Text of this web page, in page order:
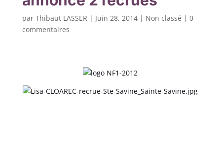
par Thibaut LASSER | Juin 28, 2014| Non classé | 0
commentaires